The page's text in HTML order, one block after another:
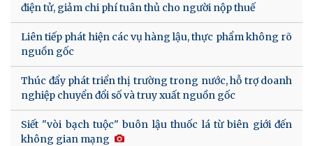
điện tử, giảm chi phí tuân thủ cho người nộp thuế
Liên tiếp phát hiện các vụ hàng lậu, thực phẩm không rõ
nguồn gốc
Thúc đẩy phát triển thị trường trong nước, hỗ trợ doanh
nghiệp chuyển đổi số và truy xuất nguồn gốc
Siết "vòi bạch tuộc" buôn lậu thuốc lá từ biên giới đến
không gian mạng